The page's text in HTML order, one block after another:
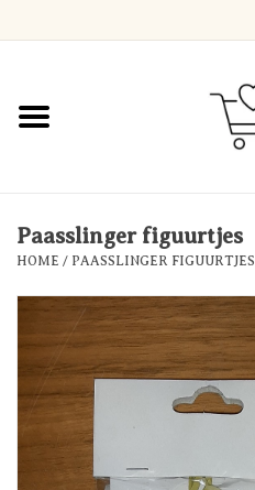
Home
Decoratie
Over Axelle & Din Hobby
Paasslinger figuurtjes
HOME / PAASSLINGER FIGUURTJES